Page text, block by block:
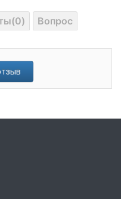
Вопрос